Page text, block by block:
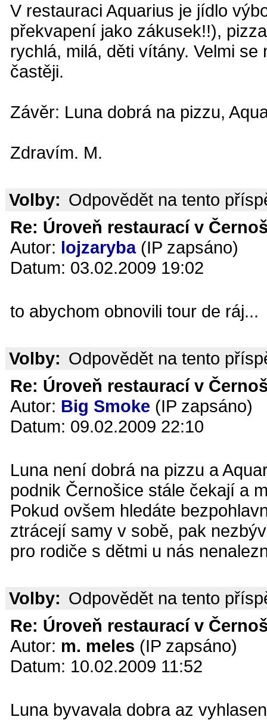
V restauraci Aquarius je jídlo
překvapení jako zákusek!!),
rychlá, milá, děti vítány. Velmi
častěji.
Závěr: Luna dobrá na pizzu,
Zdravím. M.
Volby: Odpovědět na tento
Re: Úroveň restaurací v
Autor: lojzaryba(IP zapsáno)
Datum: 03.02.2009 19:02
to abychom obnovili tour de ráj...
Volby: Odpovědět na tento
Re: Úroveň restaurací v
Autor: Big Smoke (IP zapsáno)
Datum: 09.02.2009 22:10
Luna není dobrá na pizzu a
podnik Černošice stále čekají a
Pokud ovšem hledáte
ztrácejí samy v sobě, pak
pro rodiče s dětmi u nás
Volby: Odpovědět na tento
Re: Úroveň restaurací v
Autor: m. meles (IP zapsáno)
Datum: 10.02.2009 11:52
Luna byvavala dobra az